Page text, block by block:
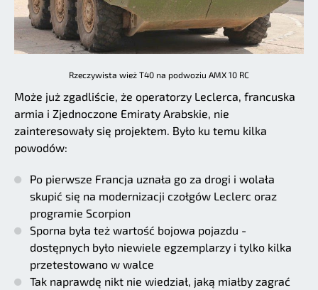
Rzeczywista wież T40 na podwoziu AMX 10 RC
Może już zgadliście, że operatorzy Leclerca, francuska
armia i Zjednoczone Emiraty Arabskie, nie
zainteresowały się projektem. Było ku temu kilka
powodów:
Po pierwsze Francja uznała go za drogi i wolała
skupić się na modernizacji czołgów Leclerc oraz
programie Scorpion
Sporna była też wartość bojowa pojazdu -
dostępnych było niewiele egzemplarzy i tylko kilka
przetestowano w walce
Tak naprawdę nikt nie wiedział, jaką miałby zagrać